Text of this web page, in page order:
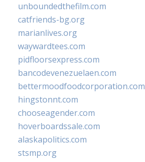
unboundedthefilm.com
catfriends-bg.org
marianlives.org
waywardtees.com
pidfloorsexpress.com
bancodevenezuelaen.com
bettermoodfoodcorporation.com
hingstonnt.com
chooseagender.com
hoverboardssale.com
alaskapolitics.com
stsmp.org